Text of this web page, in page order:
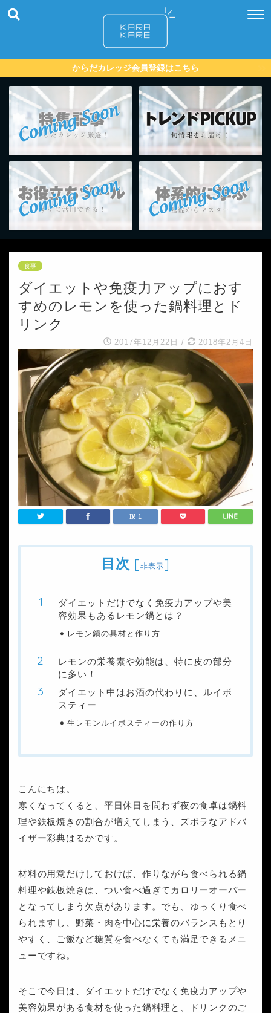
からだカレッジ会員登録はこちら
食事
ダイエットや免疫力アップにおす
すめのレモンを使った鍋料理とド
リンク
2017年12月22日 / 2018年2月4日
1
目次 [非表示]
ダイエットだけでなく免疫力アップや美
容効果もあるレモン鍋とは？
レモン鍋の具材と作り方
レモンの栄養素や効能は、特に皮の部分
に多い！
ダイエット中はお酒の代わりに、ルイボ
スティー
生レモンルイボスティーの作り方
こんにちは。
寒くなってくると、平日休日を問わず夜の食卓は鍋料
理や鉄板焼きの割合が増えてしまう、ズボラなアドバ
イザー彩典はるかです。
材料の用意だけしておけば、作りながら食べられる鍋
料理や鉄板焼きは、つい食べ過ぎてカロリーオーバー
となってしまう欠点があります。でも、ゆっくり食べ
られますし、野菜・肉を中心に栄養のバランスもとり
やすく、ご飯など糖質を食べなくても満足できるメニ
ューですね。
そこで今日は、ダイエットだけでなく免疫力アップや
美容効果がある食材を使った鍋料理と、ドリンクのご